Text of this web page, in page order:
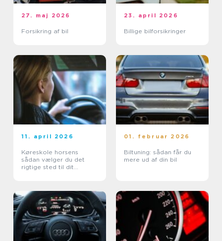
27. maj 2026
Forsikring af bil
23. april 2026
Billige bilforsikringer
11. april 2026
Køreskole horsens
sådan vælger du det
rigtige sted til dit
01. februar 2026
Biltuning: sådan får du
mere ud af din bil